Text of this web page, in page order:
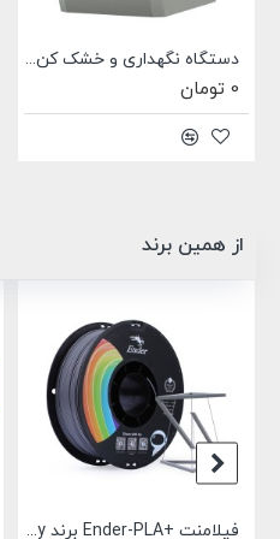
دستگاه نگهداری و خشک کن فیلامنت Creality Space Pi Filament Dryer Plus
0 تومان
از همین برند
فیلامنت +Ender-PLA برند Creality خاکستری 1.75mm